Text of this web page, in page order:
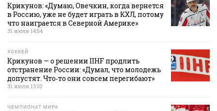
Крикунов: «Думаю, Овечкин, когда вернется
в Россию, уже не будет играть в КХЛ, потому
что наиграется в Северной Америке»
31 июля 14:54
ХОККЕЙ
Крикунов — о решении IIHF продлить
отстранение России: «Думал, что молодежь
допустят. Что‑то они совсем перегибают»
31 июля 13:10
ЧЕМПИОНАТ МИРА